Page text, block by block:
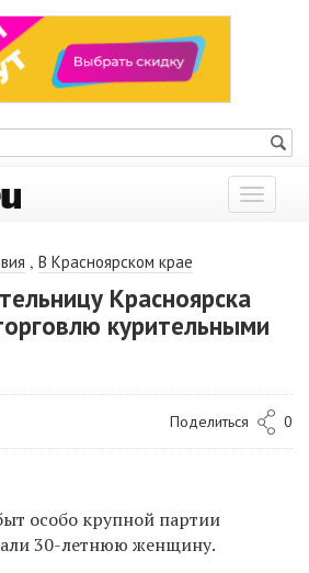
Показать
меню
, В Красноярском крае
Красноярска
курительными
Поделиться 0
особо крупной партии
30-летнюю женщину.